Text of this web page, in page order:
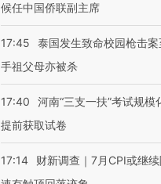
候任中国侨联副主席
17:45
泰国发生致命校园枪击
手祖父母亦被杀
17:40
河南“三支一扶”考试规
提前获取试卷
17:14
财新调查｜7月CPI或继